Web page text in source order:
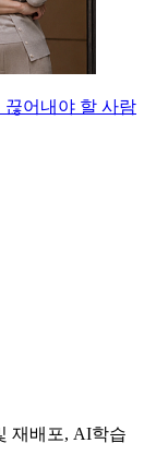
어내야 할 사람
재배포, AI학습